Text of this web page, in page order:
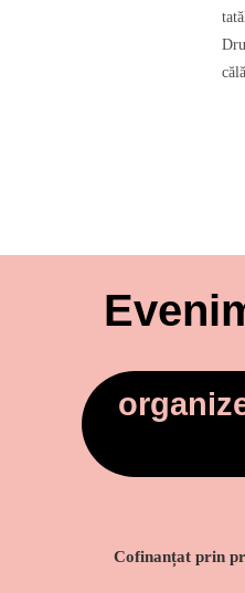
Cofinanțat prin